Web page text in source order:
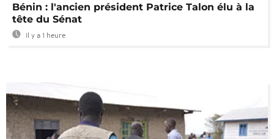
Bénin : l'ancien président Patrice Talon élu à la
tête du Sénat
Il y a 1 heure